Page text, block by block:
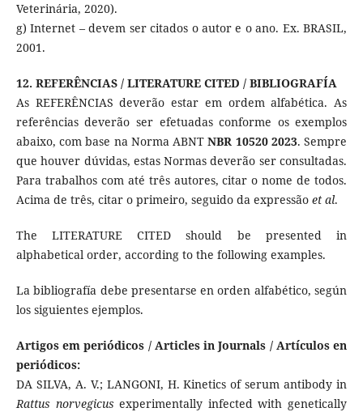
Veterinária, 2020).
g) Internet – devem ser citados o autor e o ano. Ex. BRASIL,
2001.
12. REFERÊNCIAS / LITERATURE CITED / BIBLIOGRAFÍA
As REFERÊNCIAS deverão estar em ordem alfabética. As
referências deverão ser efetuadas conforme os exemplos
abaixo, com base na Norma ABNTNBR 10520 2023. Sempre
que houver dúvidas, estas Normas deverão ser consultadas.
Para trabalhos com até três autores, citar o nome de todos.
Acima de três, citar o primeiro, seguido da expressão et al.
The LITERATURE CITED should be presented in
alphabetical order, according to the following examples.
La bibliografía debe presentarse en orden alfabético, según
los siguientes ejemplos.
Artigos em periódicos / Articles in Journals / Artículos en
periódicos:
DA SILVA, A. V.; LANGONI, H. Kinetics of serum antibody in
Rattus norvegicus experimentally infected with genetically